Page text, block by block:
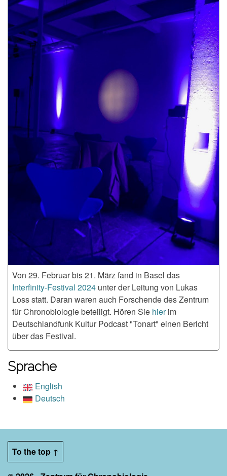
Von 29. Februar bis 21. März fand in Basel das
Interfinity-Festival 2024 unter der Leitung von Lukas
Loss statt. Daran waren auch Forschende des Zentrum
für Chronobiologie beteiligt. Hören Sie hierim
Deutschlandfunk Kultur Podcast "Tonart" einen Bericht
über das Festival.
Sprache
English
Deutsch
To the top ↑